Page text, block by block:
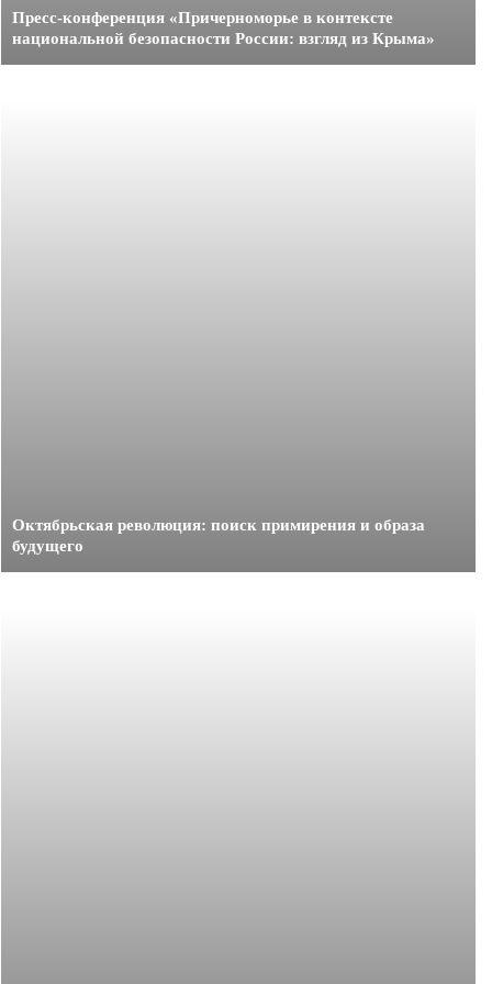
Пресс-конференция «Причерноморье в контексте
национальной безопасности России: взгляд из Крыма»
Октябрьская революция: поиск примирения и образа
будущего